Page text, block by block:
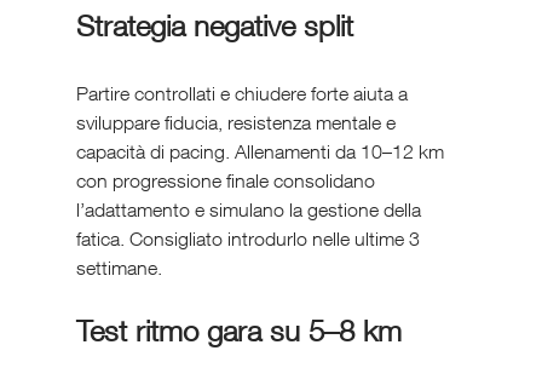
Strategia negative split
Partire controllati e chiudere forte aiuta a
sviluppare fiducia, resistenza mentale e
capacità di pacing. Allenamenti da 10–12 km
con progressione finale consolidano
l’adattamento e simulano la gestione della
fatica. Consigliato introdurlo nelle ultime 3
settimane.
Test ritmo gara su 5–8 km